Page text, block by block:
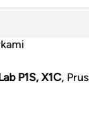
P1S, X1C,